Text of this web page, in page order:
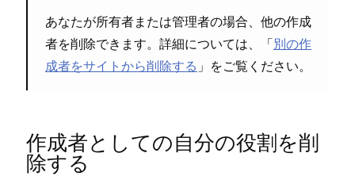
あなたが所有者または管理者の場合⁠、他の作成
者を削除できます⁠。詳細については⁠、「⁠別の作
成者をサイトから削除する ⁠」をご覧ください⁠。
作成者としての自分の役割を削
除する